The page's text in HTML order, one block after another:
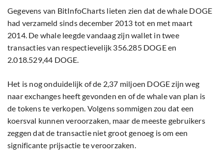
Gegevens van BitInfoCharts lieten zien dat de whale DOGE
had verzameld sinds december 2013 tot en met maart
2014. De whale leegde vandaag zijn wallet in twee
transacties van respectievelijk 356.285 DOGE en
2.018.529,44 DOGE.
Het is nog onduidelijk of de 2,37 miljoen DOGE zijn weg
naar exchanges heeft gevonden en of de whale van plan is
de tokens te verkopen. Volgens sommigen zou dat een
koersval kunnen veroorzaken, maar de meeste gebruikers
zeggen dat de transactie niet groot genoeg is om een
significante prijsactie te veroorzaken.